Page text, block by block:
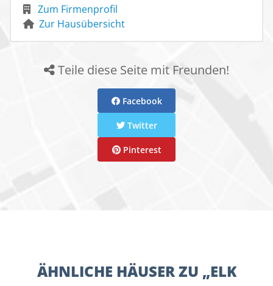
Zum Firmenprofil
Zur Hausübersicht
Teile diese Seite mit Freunden!
Facebook
Twitter
Pinterest
ÄHNLICHE HÄUSER ZU „ELK